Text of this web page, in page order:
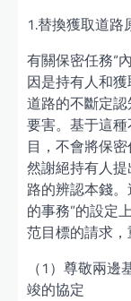
1.替換獲取道路
有關保密任務“
因是持有人和
道路的不斷定
要害。基于這
目，不會將保
然謝絕持有人
路的辨認本錢
的事務”的設定
范目標的請求，
（1）尊敬兩
竣的協定